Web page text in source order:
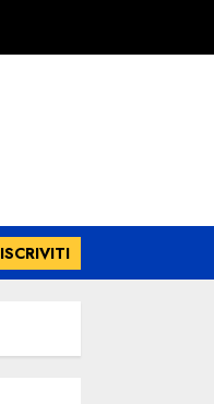
ISCRIVITI